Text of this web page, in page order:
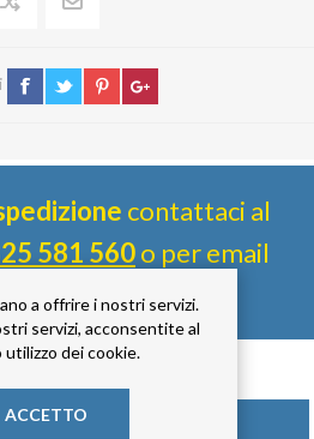
contattaci al
581 560o per email
a offrire i nostri servizi.
servizi, acconsentite al
dei cookie.
ACCETTO